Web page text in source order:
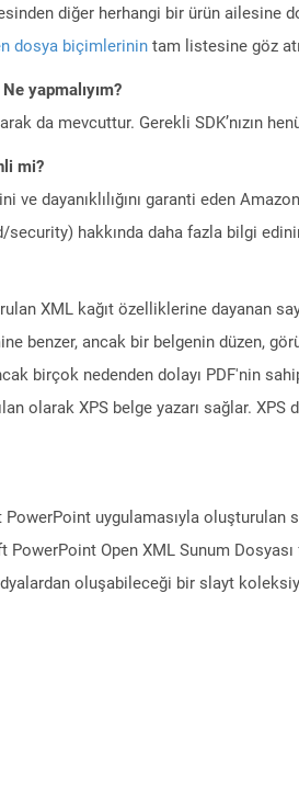
diğer herhangi bir ürün ailesine
dosya biçimlerinin tam listesine göz
yapmalıyım?
da mevcuttur. Gerekli SDK’nızın
mi?
dayanıklılığını garanti eden
hakkında daha fazla bilgi
XML kağıt özelliklerine dayanan
benzer, ancak bir belgenin düzen,
birçok nedenden dolayı PDF'nin
olarak XPS belge yazarı sağlar. XPS
uygulamasıyla
Open XML Sunum
oluşabileceği bir slayt